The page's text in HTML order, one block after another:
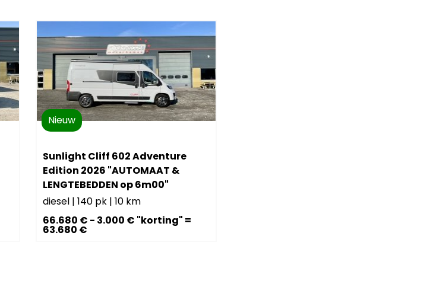
Nieuw
Sunlight Cliff 602 Adventure
Edition 2026 "AUTOMAAT &
LENGTEBEDDEN op 6m00"
diesel | 140 pk | 10 km
66.680 € - 3.000 € "korting" =
63.680 €